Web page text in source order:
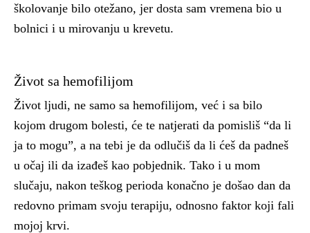
školovanje bilo otežano, jer dosta sam vremena bio u
bolnici i u mirovanju u krevetu.
Život sa hemofilijom
Život ljudi, ne samo sa hemofilijom, već i sa bilo
kojom drugom bolesti, će te natjerati da pomisliš “da li
ja to mogu”, a na tebi je da odlučiš da li ćeš da padneš
u očaj ili da izađeš kao pobjednik. Tako i u mom
slučaju, nakon teškog perioda konačno je došao dan da
redovno primam svoju terapiju, odnosno faktor koji fali
mojoj krvi.